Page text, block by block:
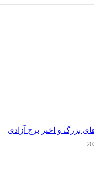
بزرگ و اخیر برج آزادی